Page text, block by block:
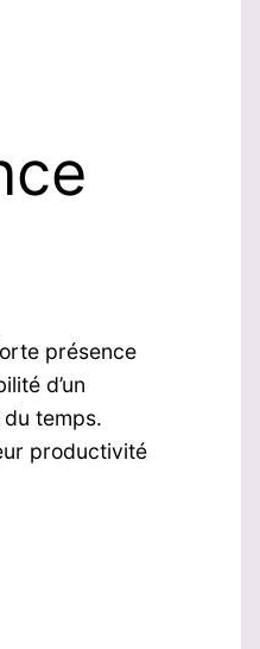
présence
d’un
temps.
productivité